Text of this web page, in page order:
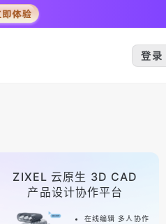
登录
ZIXEL 云原生 3D CAD
产品设计协作平台
在线编辑 多人协作